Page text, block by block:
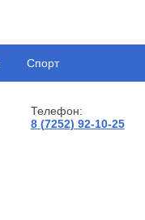
Спорт
Телефон:
8 (7252) 92-10-25